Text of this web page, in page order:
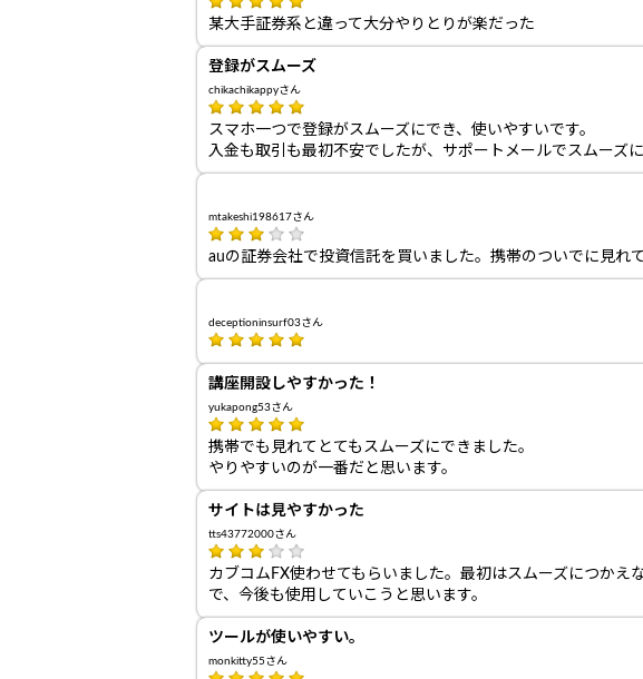
某大手証券系と違って大分やりとりが楽だった
登録がスムーズ
chikachikappyさん
スマホ一つで登録がスムーズにでき、使いやすいです。
入金も取引も最初不安でしたが、サポートメールでスムーズ
mtakeshi198617さん
auの証券会社で投資信託を買いました。携帯のついでに見れ
deceptioninsurf03さん
講座開設しやすかった！
yukapong53さん
携帯でも見れてとてもスムーズにできました。
やりやすいのが一番だと思います。
サイトは見やすかった
tts43772000さん
カブコムFX使わせてもらいました。最初はスムーズにつか
で、今後も使用していこうと思います。
ツールが使いやすい。
monkitty55さん